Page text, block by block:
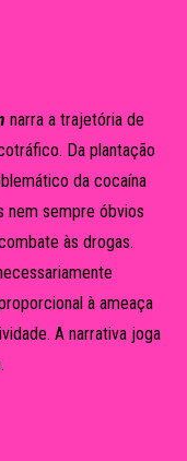
narra a trajetória de
Da plantação
da cocaína
nem sempre óbvios
às drogas.
à ameaça
A narrativa joga